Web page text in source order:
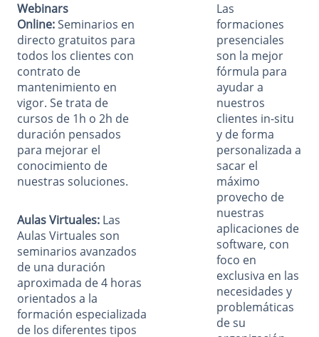
Webinars
Online:Seminarios en
directo gratuitos para
todos los clientes con
contrato de
mantenimiento en
vigor. Se trata de
cursos de 1h o 2h de
duración pensados
para mejorar el
conocimiento de
nuestras soluciones.
Aulas Virtuales: Las
Aulas Virtuales son
seminarios avanzados
de una duración
aproximada de 4 horas
orientados a la
formación especializada
de los diferentes tipos
Las
formaciones
presenciales
son la mejor
fórmula para
ayudar a
nuestros
clientes in-situ
y de forma
personalizada a
sacar el
máximo
provecho de
nuestras
aplicaciones de
software, con
foco en
exclusiva en las
necesidades y
problemáticas
de su